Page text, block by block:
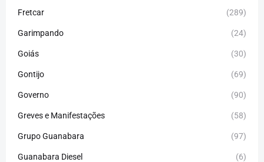
Fretcar (289)
Garimpando (24)
Goiás (30)
Gontijo (69)
Governo (90)
Greves e Manifestações (58)
Grupo Guanabara (97)
Guanabara Diesel (6)